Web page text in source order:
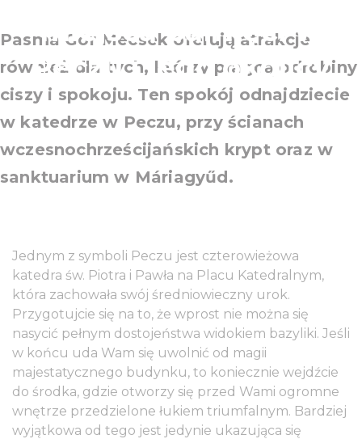
miejsca pamięci w
Peczu i jego okolicy
Pasma Gór Mecsek oferują atrakcje
również dla tych, którzy pragną odrobiny
ciszy i spokoju. Ten spokój odnajdziecie
w katedrze w Peczu, przy ścianach
wczesnochrześcijańskich krypt oraz w
sanktuarium w Máriagyűd.
Jednym z symboli Peczu jest czterowieżowa
katedra św. Piotra i Pawła na Placu Katedralnym,
która zachowała swój średniowieczny urok.
Przygotujcie się na to, że wprost nie można się
nasycić pełnym dostojeństwa widokiem bazyliki. Jeśli
w końcu uda Wam się uwolnić od magii
majestatycznego budynku, to koniecznie wejdźcie
do środka, gdzie otworzy się przed Wami ogromne
wnętrze przedzielone łukiem triumfalnym. Bardziej
wyjątkowa od tego jest jedynie ukazująca się